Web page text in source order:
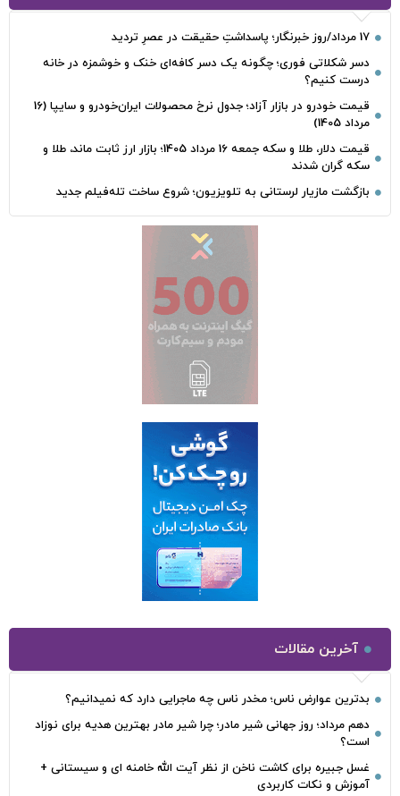
17 مرداد/روز خبرنگار؛ پاسداشتِ حقیقت در عصرِ تردید
دسر شکلاتی فوری؛ چگونه یک دسر کافه‌ای خنک و خوشمزه در خانه
درست کنیم؟
قیمت خودرو در بازار آزاد؛ جدول نرخ محصولات ایران‌خودرو و سایپا (16
مرداد 1405)
قیمت دلار، طلا و سکه جمعه 16 مرداد 1405؛ بازار ارز ثابت ماند، طلا و
سکه گران شدند
بازگشت مازیار لرستانی به تلویزیون؛ شروع ساخت تله‌فیلم جدید
آخرین مقالات
بدترین عوارض ناس؛ مخدر ناس چه ماجرایی دارد که نمیدانیم؟
دهم مرداد؛ روز جهانی شیر مادر؛ چرا شیر مادر بهترین هدیه برای نوزاد
است؟
غسل جبیره برای کاشت ناخن از نظر آیت الله خامنه ای و سیستانی +
آموزش و نکات کاربردی